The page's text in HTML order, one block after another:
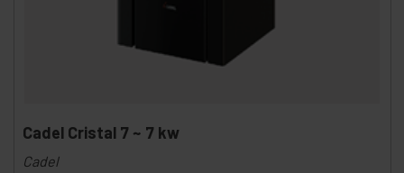
Cadel Cristal 7 ~ 7 kw
Cadel